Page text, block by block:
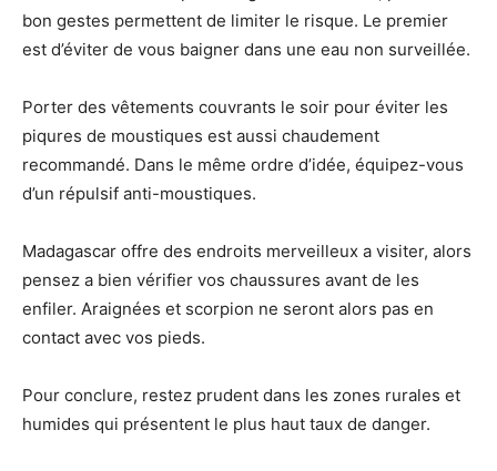
bon gestes permettent de limiter le risque. Le premier
est d’éviter de vous baigner dans une eau non surveillée.
Porter des vêtements couvrants le soir pour éviter les
piqures de moustiques est aussi chaudement
recommandé. Dans le même ordre d’idée, équipez-vous
d’un répulsif anti-moustiques.
Madagascar offre des endroits merveilleux a visiter, alors
pensez a bien vérifier vos chaussures avant de les
enfiler. Araignées et scorpion ne seront alors pas en
contact avec vos pieds.
Pour conclure, restez prudent dans les zones rurales et
humides qui présentent le plus haut taux de danger.